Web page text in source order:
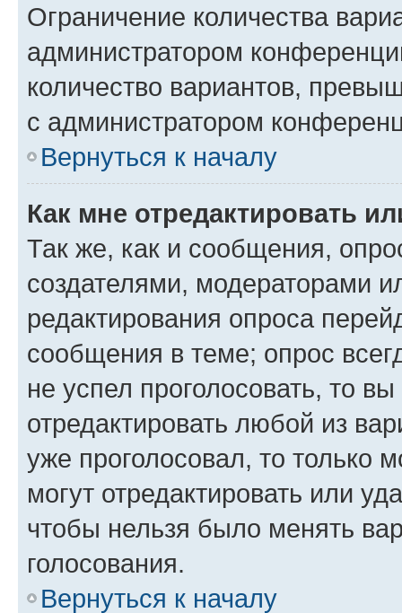
Ограничение количества
администратором
количество вариантов,
с администратором
Вернуться к началу
Как мне отредактировать
Так же, как и сообщения,
создателями, модераторами
редактирования опроса
сообщения в теме; опрос
не успел проголосовать, то
отредактировать любой из
уже проголосовал, то только
могут отредактировать или
чтобы нельзя было менять
голосования.
Вернуться к началу